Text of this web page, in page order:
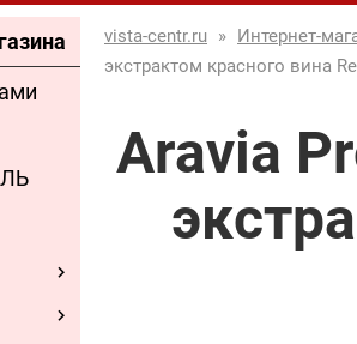
vista-centr.ru » Интернет-
экстрактом красного вина
Aravia